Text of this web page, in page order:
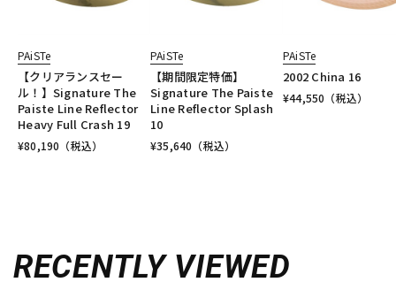
PAiSTe
【クリアランスセー
ル！】Signature The
Paiste Line Reflector
Heavy Full Crash 19
¥80,190 （税込）
PAiSTe
【期間限定特価】
Signature The Paiste
Line Reflector Splash
10
¥35,640 （税込）
PAiSTe
2002 China 16
¥44,550 （税込）
RECENTLY VIEWED